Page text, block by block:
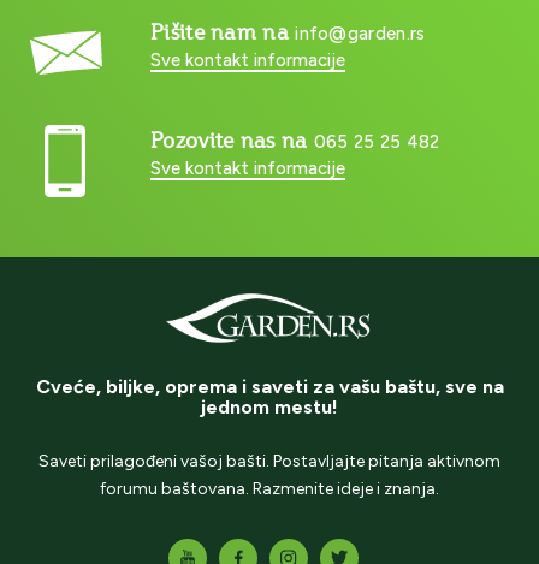
Pišite nam nainfo@garden.rs
Sve kontakt informacije
Pozovite nas na 065 25 25 482
Sve kontakt informacije
Cveće, biljke, oprema i saveti za vašu baštu, sve na
jednom mestu!
Saveti prilagođeni vašoj bašti. Postavljajte pitanja aktivnom
forumu baštovana. Razmenite ideje i znanja.